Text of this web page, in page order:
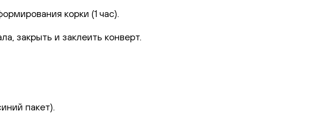
корки (1 час).
закрыть и заклеить конверт.
пакет).